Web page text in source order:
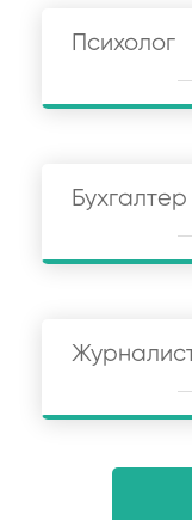
Психолог
Бухгалтер